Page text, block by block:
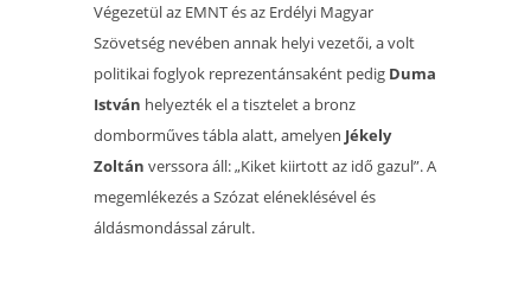
Végezetül az EMNT és az Erdélyi Magyar
Szövetség nevében annak helyi vezetői, a volt
politikai foglyok reprezentánsaként pedig Duma
István helyezték el a tisztelet a bronz
domborműves tábla alatt, amelyen Jékely
Zoltán verssora áll: „Kiket kiirtott az idő gazul”.A
megemlékezés a Szózat eléneklésével és
áldásmondással zárult.